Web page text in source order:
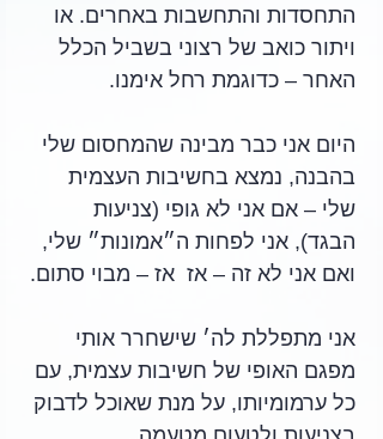
התחסדות והתחשבות באחרים. או
ויתור כואב של רצוני בשביל הכלל
האחר – כדוגמת רחל אימנו.
היום אני כבר מבינה שהמחסום שלי
בהבנה, נמצא בחשיבות העצמית
שלי – אם אני לא גופי (צניעות
הבגד), אני לפחות ה״אמונות״ שלי,
ואם אני לא זה – אז  אז – מבוי סתום.
אני מתפללת לה׳ שישחרר אותי
מפגם האופי של חשיבות עצמית, עם
כל ערמומיותו, על מנת שאוכל לדבוק